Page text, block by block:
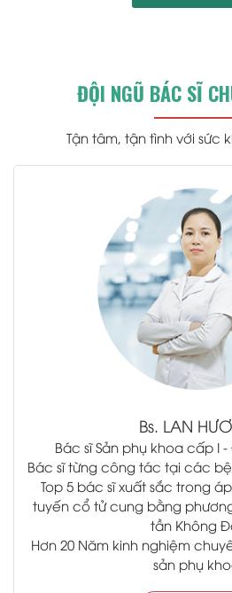
ĐỘI NGŨ BÁC SĨ
Tận tâm, tận tình với sức
Bs. LAN
Bác sĩ Sản phụ khoa cấp I -
Bác sĩ từng công tác tại các
Top 5 bác sĩ xuất sắc trong
tuyến cổ tử cung bằng
tần Không
Hơn 20 Năm kinh nghiệm
sản phụ